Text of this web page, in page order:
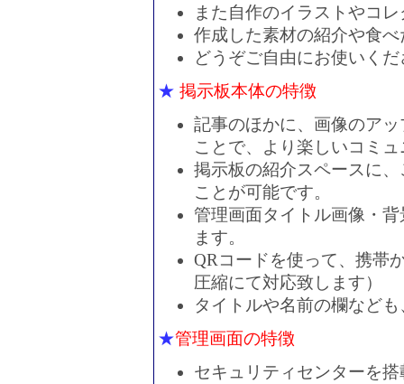
また自作のイラストやコ
作成した素材の紹介や食
どうぞご自由にお使いく
★ 掲示板本体の特徴
記事のほかに、画像のア
ことで、より楽しいコミ
掲示板の紹介スペースに
ことが可能です。
管理画面タイトル画像・
ます。
QRコードを使って、携帯
圧縮にて対応致します）
タイトルや名前の欄など
★管理画面の特徴
セキュリティセンターを